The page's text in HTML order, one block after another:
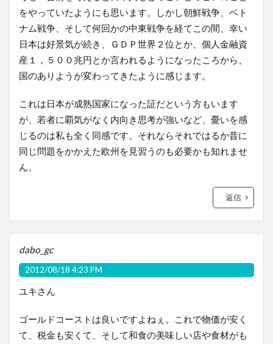
をやっていたようにも思います。しかし朝鮮戦争、ベト
ナム戦争、そして何回かの中東戦争を経てこの間、幸い
日本は好景気が続き、ＧＤＰ世界２位とか、個人金融資
産１，５００兆円とか言われるようになったころから、
国のありようが変わってきたように感じます。
これは日本が成熟国家になった証だという方もいます
が、若者に覇気がなく内向き思考が強いなど、憂いを感
じるのは私も全く同感です。それならそれではるか昔に
同じ問題をかかえた欧州を見習うのも必要かも知れませ
ん。
返信
dabo_gc
2012/08/18 4:23 PM
ユキさん
ゴールドコーストは良いですよねぇ。これで物価が安く
て、税金も安くて、そして和食の美味しい店や食材がも